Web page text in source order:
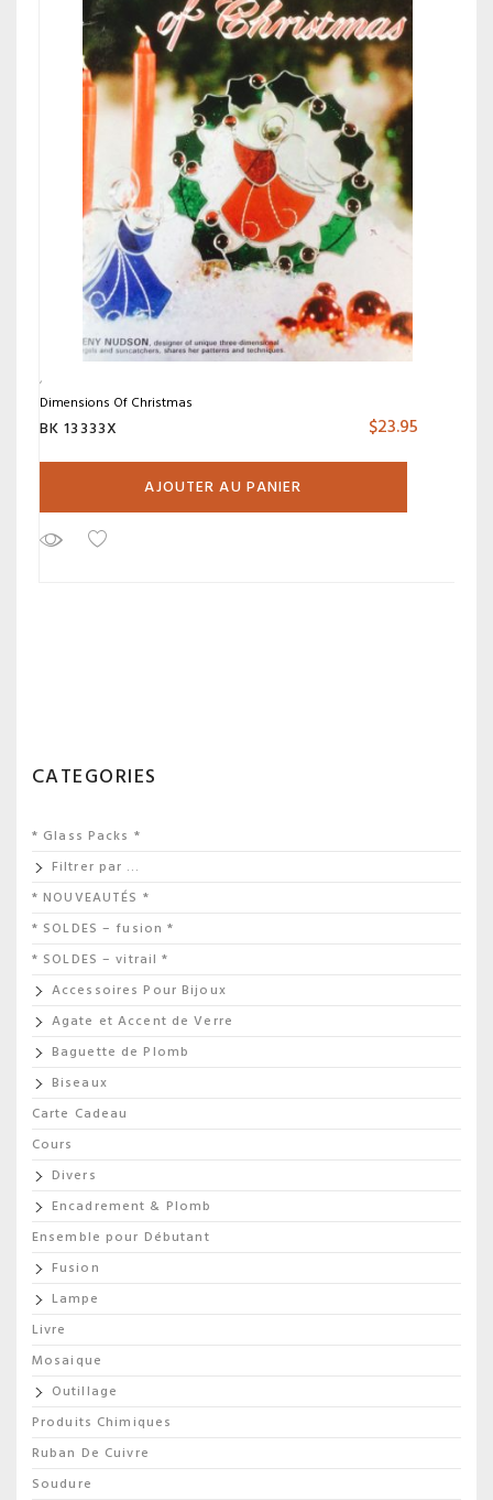
Dimensions Of Christmas
BK 13333X $23.95
AJOUTER AU PANIER
CATEGORIES
* Glass Packs *
Filtrer par …
* NOUVEAUTÉS *
* SOLDES – fusion *
* SOLDES – vitrail *
Accessoires Pour Bijoux
Agate et Accent de Verre
Baguette de Plomb
Biseaux
Carte Cadeau
Cours
Divers
Encadrement & Plomb
Ensemble pour Débutant
Fusion
Lampe
Livre
Mosaique
Outillage
Produits Chimiques
Ruban De Cuivre
Soudure